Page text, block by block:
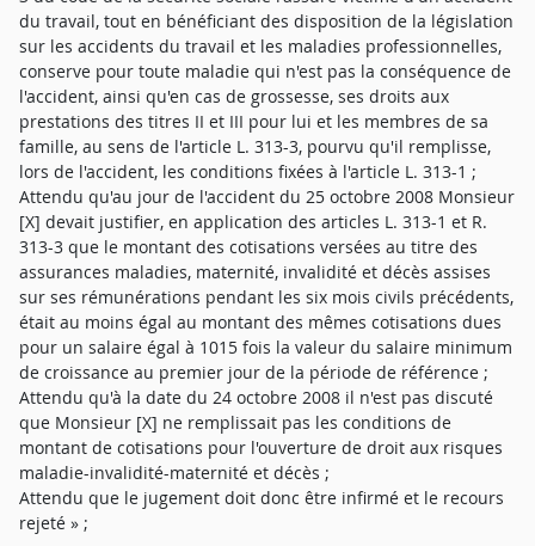
du travail, tout en bénéficiant des disposition de la législation
sur les accidents du travail et les maladies professionnelles,
conserve pour toute maladie qui n'est pas la conséquence de
l'accident, ainsi qu'en cas de grossesse, ses droits aux
prestations des titres II et III pour lui et les membres de sa
famille, au sens de l'article L. 313-3, pourvu qu'il remplisse,
lors de l'accident, les conditions fixées à l'article L. 313-1 ;
Attendu qu'au jour de l'accident du 25 octobre 2008 Monsieur
[X] devait justifier, en application des articles L. 313-1 et R.
313-3 que le montant des cotisations versées au titre des
assurances maladies, maternité, invalidité et décès assises
sur ses rémunérations pendant les six mois civils précédents,
était au moins égal au montant des mêmes cotisations dues
pour un salaire égal à 1015 fois la valeur du salaire minimum
de croissance au premier jour de la période de référence ;
Attendu qu'à la date du 24 octobre 2008 il n'est pas discuté
que Monsieur [X] ne remplissait pas les conditions de
montant de cotisations pour l'ouverture de droit aux risques
maladie-invalidité-maternité et décès ;
Attendu que le jugement doit donc être infirmé et le recours
rejeté » ;